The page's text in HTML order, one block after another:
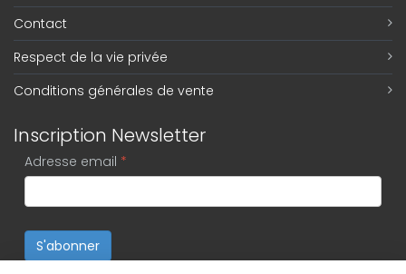
Contact
Respect de la vie privée
Conditions générales de vente
Inscription Newsletter
Adresse email *
S'abonner